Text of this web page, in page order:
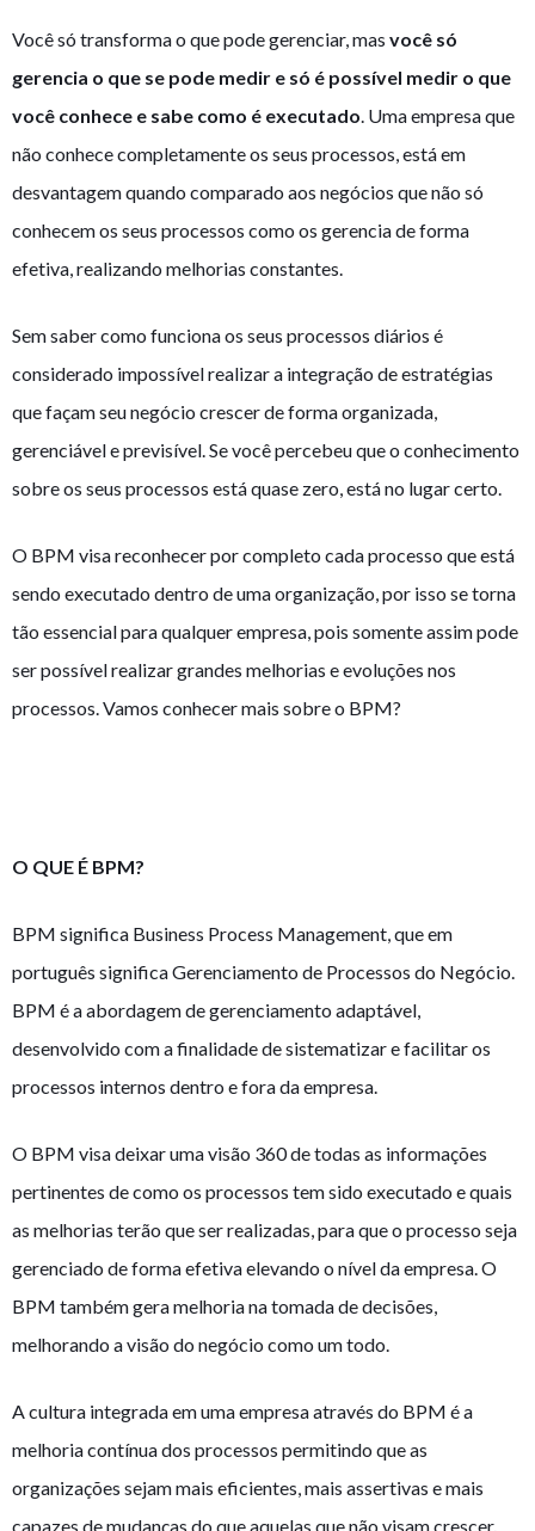
Você só transforma o que pode gerenciar, mas você só
gerencia o que se pode medir e só é possível medir o que
você conhece e sabe como é executado. Uma empresa que
não conhece completamente os seus processos, está em
desvantagem quando comparado aos negócios que não só
conhecem os seus processos como os gerencia de forma
efetiva, realizando melhorias constantes.
Sem saber como funciona os seus processos diários é
considerado impossível realizar a integração de estratégias
que façam seu negócio crescer de forma organizada,
gerenciável e previsível. Se você percebeu que o conhecimento
sobre os seus processos está quase zero, está no lugar certo.
O BPM visa reconhecer por completo cada processo que está
sendo executado dentro de uma organização, por isso se torna
tão essencial para qualquer empresa, pois somente assim pode
ser possível realizar grandes melhorias e evoluções nos
processos. Vamos conhecer mais sobre o BPM?
O QUE É BPM?
BPM significa Business Process Management, que em
português significa Gerenciamento de Processos do Negócio.
BPM é a abordagem de gerenciamento adaptável,
desenvolvido com a finalidade de sistematizar e facilitar os
processos internos dentro e fora da empresa.
O BPM visa deixar uma visão 360 de todas as informações
pertinentes de como os processos tem sido executado e quais
as melhorias terão que ser realizadas, para que o processo seja
gerenciado de forma efetiva elevando o nível da empresa. O
BPM também gera melhoria na tomada de decisões,
melhorando a visão do negócio como um todo.
A cultura integrada em uma empresa através do BPM é a
melhoria contínua dos processos permitindo que as
organizações sejam mais eficientes, mais assertivas e mais
capazes de mudanças do que aquelas que não visam crescer.